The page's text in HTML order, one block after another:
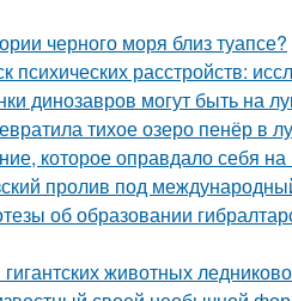
черного моря близ туапсе?
расстройств:
динозавров могут быть на
тихое озеро пенёр в
которое оправдало себя на
пролив под
об образовании
животных